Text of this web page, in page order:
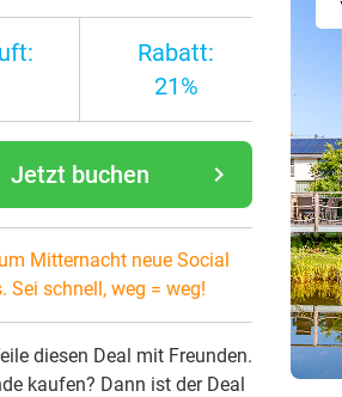
Rabatt:
21%
navigate_next
Jetzt buchen
Mitternacht neue Social
Sei schnell, weg = weg!
diesen Deal mit Freunden.
kaufen? Dann ist der Deal